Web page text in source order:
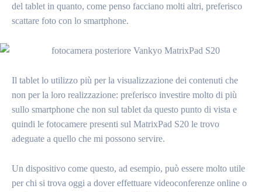
del tablet in quanto, come penso facciano molti altri, preferisco
scattare foto con lo smartphone.
Il tablet lo utilizzo più per la visualizzazione dei contenuti che
non per la loro realizzazione: preferisco investire molto di più
sullo smartphone che non sul tablet da questo punto di vista e
quindi le fotocamere presenti sul MatrixPad S20 le trovo
adeguate a quello che mi possono servire.
Un dispositivo come questo, ad esempio, può essere molto utile
per chi si trova oggi a dover effettuare videoconferenze online o